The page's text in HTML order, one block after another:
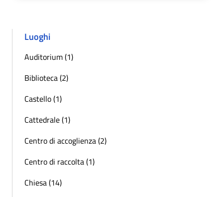
Luoghi
Auditorium (1)
Biblioteca (2)
Castello (1)
Cattedrale (1)
Centro di accoglienza (2)
Centro di raccolta (1)
Chiesa (14)